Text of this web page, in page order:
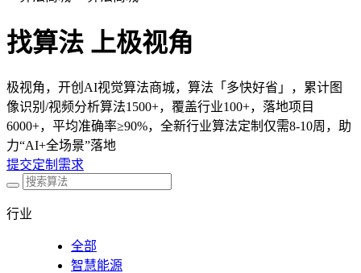
找算法 上极视角
极视角，开创AI视觉算法商城，算法「多快好省」，累计图
像识别/视频分析算法1500+，覆盖行业100+，落地项目
6000+，平均准确率≥90%，全新行业算法定制仅需8-10周，助
力“AI+全场景”落地
提交定制需求
行业
全部
智慧能源